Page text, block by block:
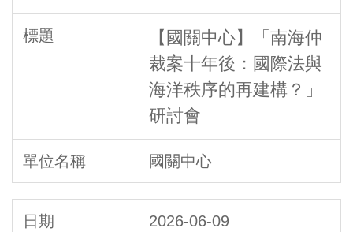
【國關中心】「南海仲
裁案十年後：國際法與
海洋秩序的再建構？」
研討會
國關中心
2026-06-09